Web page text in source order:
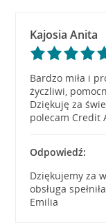
Kajosia Anita
Bardzo miła i
życzliwi,
Dziękuję za
polecam Credit
Odpowiedź:
Dziękujemy za
obsługa
Emilia